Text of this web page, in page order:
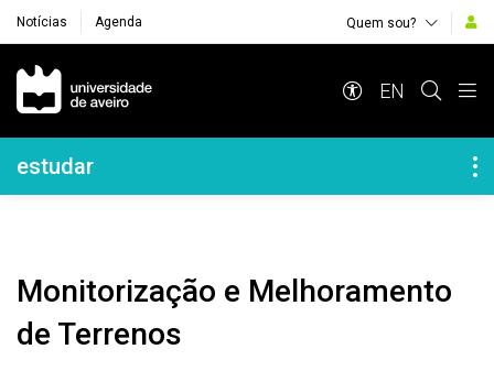
Notícias Agenda Quem sou?
Navegação Principal
EN
Navegação Lateral
estudar
Monitorização e Melhoramento
de Terrenos